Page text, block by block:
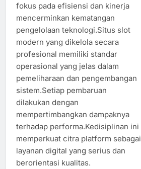
fokus pada efisiensi dan kinerja
mencerminkan kematangan
pengelolaan teknologi.Situs slot
modern yang dikelola secara
profesional memiliki standar
operasional yang jelas dalam
pemeliharaan dan pengembangan
sistem.Setiap pembaruan
dilakukan dengan
mempertimbangkan dampaknya
terhadap performa.Kedisiplinan ini
memperkuat citra platform sebagai
layanan digital yang serius dan
berorientasi kualitas.